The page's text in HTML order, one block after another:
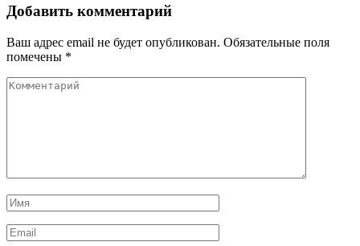
Добавить комментарий
Ваш адрес email не будет опубликован. Обязательные поля
помечены *
Комментарий
Имя
Email